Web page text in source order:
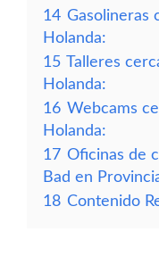
14 Gasolineras
Holanda:
15 Talleres
Holanda:
16 Webcams
Holanda:
17 Oficinas de
Bad en
18 Contenido